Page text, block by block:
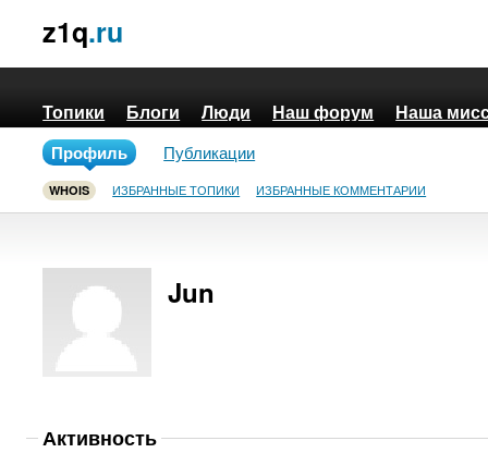
z1q.ru
Топики Блоги Люди Наш форум Наша
Профиль
WHOIS ИЗБРАННЫЕ ТОПИКИ ИЗБРАННЫЕ КОММЕНТАРИИ
Публикации
Jun
Активность